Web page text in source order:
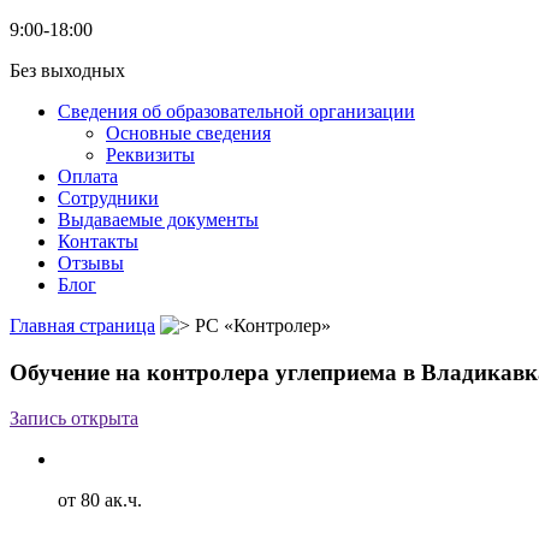
9:00-18:00
Без выходных
Сведения об образовательной организации
Основные сведения
Реквизиты
Оплата
Сотрудники
Выдаваемые документы
Контакты
Отзывы
Блог
Главная страница
РС «Контролер»
Обучение на контролера углеприема в
Запись открыта
от 80 ак.ч.